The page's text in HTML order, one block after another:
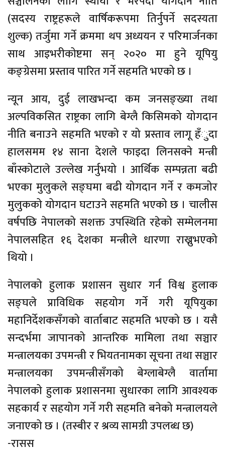
(सदस्य राष्ट्रहरूले वार्षिकरूपमा तिर्नुपर्ने सदस्यता
शुल्क) तर्जुमा गर्ने क्रममा थप अध्ययन र परिमार्जनका
साथ आइभरीकोष्टमा सन् २०२० मा हुने यूपियु
कङ्ग्रेसमा प्रस्ताव पारित गर्ने सहमति भएको छ ।
न्यून आय, दुई लाखभन्दा कम जनसङ्ख्या तथा
अल्पविकसित राष्ट्रका लागि बेग्लै किसिमको योगदान
नीति बनाउने सहमति भएको र यो प्रस्ताव लागू हँुदा
हालसमम १४ साना देशले फाइदा लिनसक्ने मन्त्री
बाँस्कोटाले उल्लेख गर्नुभयो । आर्थिक सम्पन्नता बढी
भएका मुलुकले सङ्घमा बढी योगदान गर्ने र कमजोर
मुलुकको योगदान घटाउने सहमति भएको छ । चालीस
वर्षपछि नेपालको सशक्त उपस्थिति रहेको सम्मेलनमा
नेपालसहित १६ देशका मन्त्रीले धारणा राख्नुभएको
थियो ।
नेपालको हुलाक प्रशासन सुधार गर्न विश्व हुलाक
सङ्घले प्राविधिक सहयोग गर्ने गरी यूपियुका
महानिर्देशकसँगको वार्ताबाट सहमति भएको छ । यसै
सन्दर्भमा जापानको आन्तरिक मामिला तथा सञ्चार
मन्त्रालयका उपमन्त्री र भियतनामका सूचना तथा सञ्चार
मन्त्रालयका उपमन्त्रीसँगको बेग्लाबेग्लै वार्तामा
नेपालको हुलाक प्रशासनमा सुधारका लागि आवश्यक
सहकार्य र सहयोग गर्ने गरी सहमति बनेको मन्त्रालयले
जनाएको छ । (तस्बीर र श्रव्य सामग्री उपलब्ध छ)
-रासस